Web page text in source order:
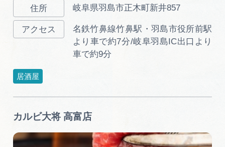
岐阜県羽島市正木町新井857
名鉄竹鼻線竹鼻駅・羽島市役所前駅
より車で約7分/岐阜羽島IC出口より
車で約9分
居酒屋
カルビ大将 高富店